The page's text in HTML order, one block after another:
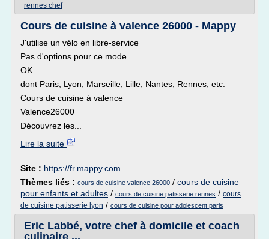
rennes chef
Cours de cuisine à valence 26000 - Mappy
J'utilise un vélo en libre-service
Pas d'options pour ce mode
OK
dont Paris, Lyon, Marseille, Lille, Nantes, Rennes, etc.
Cours de cuisine à valence
Valence26000
Découvrez les...
Lire la suite
Site : https://fr.mappy.com
Thèmes liés : cours de cuisine valence 26000 / cours de cuisine
pour enfants et adultes / cours de cuisine patisserie rennes / cours
de cuisine patisserie lyon / cours de cuisine pour adolescent paris
Eric Labbé, votre chef à domicile et coach
culinaire ...